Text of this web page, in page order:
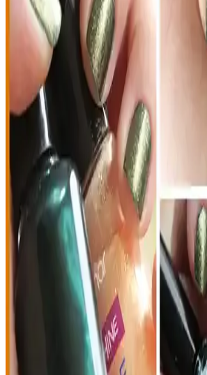
Sedefli bordo ojeler, zarif ve parlak görünüm
dayanıklı ve çeşitli markalarla ulaşılabilir.
tırnaklarınızda şıklık yakalayın.
Flormar Klasik Parlak Oje ve New
Karşılaştırması Hangi Ürün Daha
Bu karşılaştırmada, Flormar parlak oje ile
özellikleri ve kullanıcı yorumları detaylı
uygun seçeneği belirlemenize yardımcı oluyor.
Base Coat’in Önemi ve Doğru
Sonuçlar Elde Edin
Makyaj ve tırnak bakımında temel ürün olan
kullanım alanları, teknikleri ve seçim kriterleri
anlatılıyor. Doğru ürün ve uygulama ile
elde edin.
Pastel Oje 51 Kahverengi
Dayanıklı Oje Seçenekleri
Pastel Oje 51, yüksek kalite, parlaklık ve
öne çıkan kahverengi tonlarındaki şık ve
özel kullanım için idealdir.
Türkiye’de Oje ve Manikür